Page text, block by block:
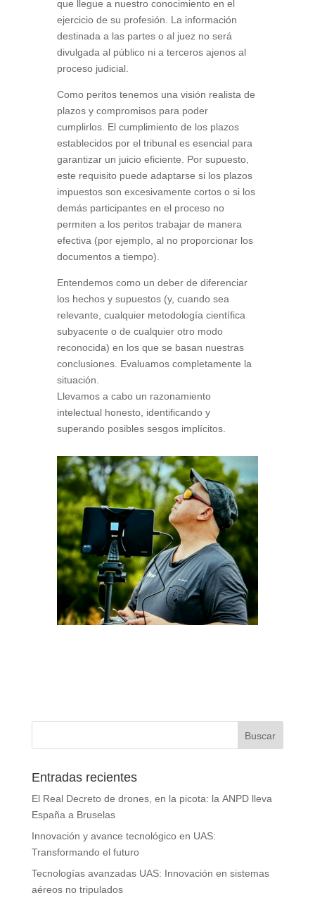
que llegue a nuestro conocimiento en el
ejercicio de su profesión. La información
destinada a las partes o al juez no será
divulgada al público ni a terceros ajenos al
proceso judicial.
Como peritos tenemos una visión realista de
plazos y compromisos para poder
cumplirlos. El cumplimiento de los plazos
establecidos por el tribunal es esencial para
garantizar un juicio eficiente. Por supuesto,
este requisito puede adaptarse si los plazos
impuestos son excesivamente cortos o si los
demás participantes en el proceso no
permiten a los peritos trabajar de manera
efectiva (por ejemplo, al no proporcionar los
documentos a tiempo).
Entendemos como un deber de diferenciar
los hechos y supuestos (y, cuando sea
relevante, cualquier metodología científica
subyacente o de cualquier otro modo
reconocida) en los que se basan nuestras
conclusiones. Evaluamos completamente la
situación.
Llevamos a cabo un razonamiento
intelectual honesto, identificando y
superando posibles sesgos implícitos.
Entradas recientes
El Real Decreto de drones, en la picota: la ANPD lleva
España a Bruselas
Innovación y avance tecnológico en UAS:
Transformando el futuro
Tecnologías avanzadas UAS: Innovación en sistemas
aéreos no tripulados